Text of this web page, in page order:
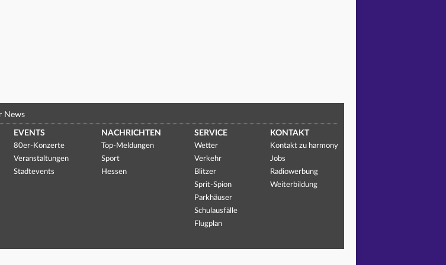
News
EVENTS
80er-Konzerte
Veranstaltungen
Stadtevents
NACHRICHTEN
Top-Meldungen
Sport
Hessen
SERVICE
Wetter
Verkehr
Blitzer
Sprit-Spion
Parkhäuser
Schulausfälle
Flugplan
KONTAKT
Kontakt zu harmony
Jobs
Radiowerbung
Weiterbildung